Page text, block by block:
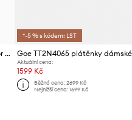
Kožené kecky Converse Chuck Taylor All Star Lugged Heel
*-5 % s kódem: LST
Goe TT2N4065 plátěnky dámské
Aktuální cena:
1599 Kč
Běžná cena: 2699 Kč
Nejnižší cena: 1699 Kč